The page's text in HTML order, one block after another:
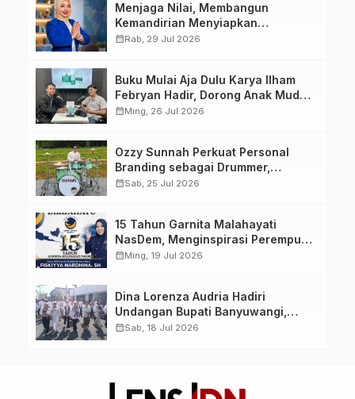
Menjaga Nilai, Membangun
Kemandirian Menyiapkan
Kepemimpinan Ekonomi Perempuan
Jamaah
calendar_monthRab, 29 Jul 2026
Buku Mulai Aja Dulu Karya Ilham
Febryan Hadir, Dorong Anak Muda
Berhenti Menunda dan Mulai
calendar_monthMing, 26 Jul 2026
Ozzy Sunnah Perkuat Personal
Branding sebagai Drummer,
Produser, dan Sutradara Melalui
calendar_monthSab, 25 Jul 2026
15 Tahun Garnita Malahayati
NasDem, Menginspirasi Perempuan
Memimpin Perubahan Bangsa
calendar_monthMing, 19 Jul 2026
Dina Lorenza Audria Hadiri
Undangan Bupati Banyuwangi,
Saksikan Banyuwangi Ethno
calendar_monthSab, 18 Jul 2026